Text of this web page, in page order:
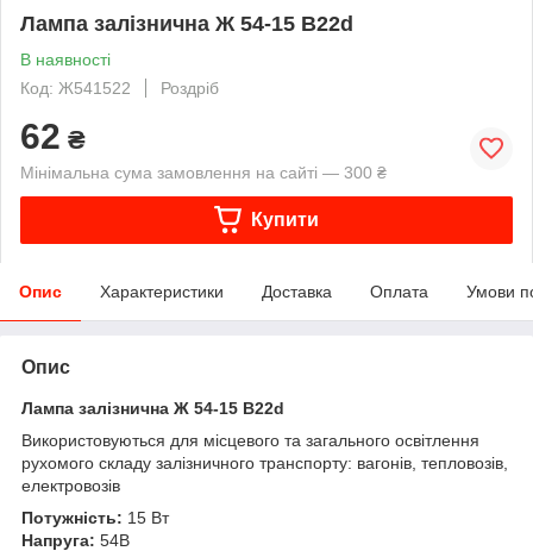
Лампа залізнична Ж 54-15 B22d
В наявності
Код: Ж541522
Роздріб
62 ₴
Мінімальна сума замовлення на сайті — 300 ₴
Купити
Опис Характеристики Доставка Оплата Умови
Опис
Лампа залізнична Ж 54-15 B22d
Використовуються для місцевого та загального освітлення
рухомого складу залізничного транспорту: вагонів, тепловозів,
електровозів
Потужність: 15 Вт
Напруга: 54В